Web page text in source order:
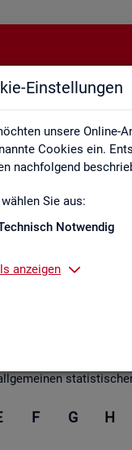
Einstellungen
unsere Online-
Cookies ein.
nachfolgend
Sie aus:
Notwendig
anzeigen
Glossar
ent­hält
F G H